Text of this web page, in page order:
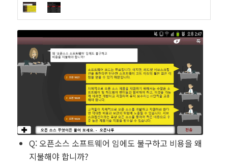
Q: 오픈소스 소프트웨어 임에도 불구하고 비용을 왜
지불해야 합니까?